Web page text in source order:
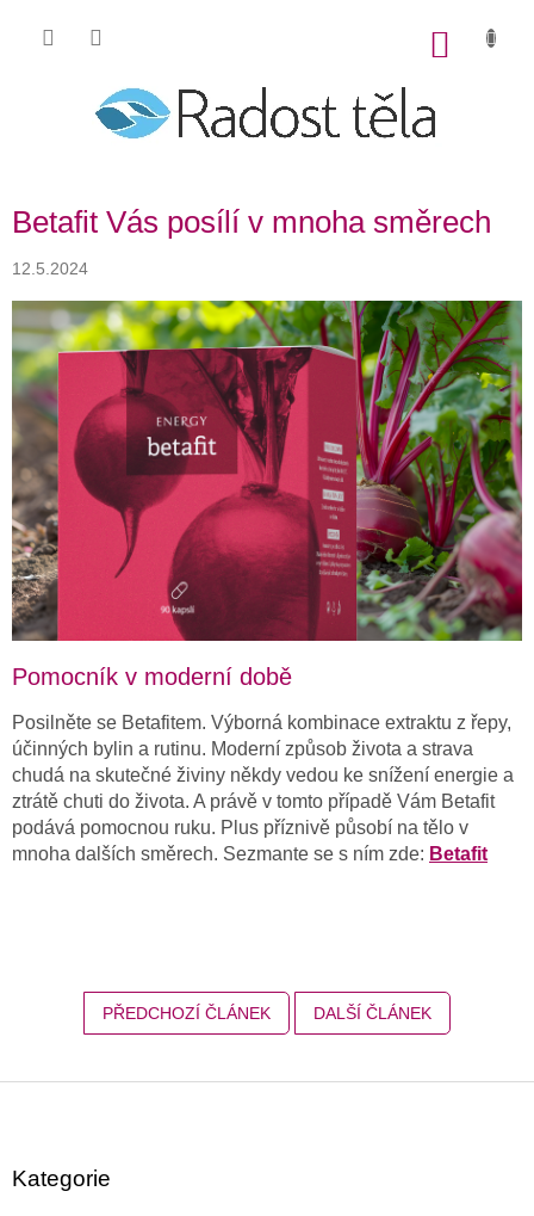
Betafit Vás posílí v mnoha směrech
12.5.2024
Pomocník v moderní době
Posilněte se Betafitem. Výborná kombinace extraktu z řepy,
účinných bylin a rutinu. Moderní způsob života a strava
chudá na skutečné živiny někdy vedou ke snížení energie a
ztrátě chuti do života. A právě v tomto případě Vám Betafit
podává pomocnou ruku. Plus příznivě působí na tělo v
mnoha dalších směrech. Sezmante se s ním zde: Betafit
PŘEDCHOZÍ ČLÁNEK DALŠÍ ČLÁNEK
Kategorie